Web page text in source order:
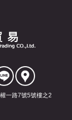
一路7號5號樓之2